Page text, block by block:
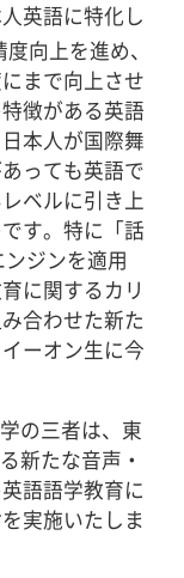
英語に特化し
向上を進め、
まで向上させ
徴がある英語
本人が国際舞
っても英語で
ベルに引き上
す。特に「話
ジンを適用
に関するカリ
合わせた新た
ーオン生に今
の三者は、東
新たな音声・
語語学教育に
実施いたしま